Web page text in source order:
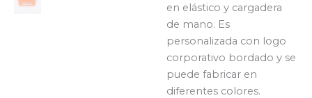
en elástico y cargadera
de mano. Es
personalizada con logo
corporativo bordado y se
puede fabricar en
diferentes colores.